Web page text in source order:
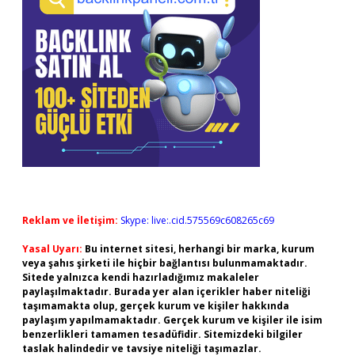
Reklam ve İletişim: Skype: live:.cid.575569c608265c69
Yasal Uyarı: Bu internet sitesi, herhangi bir marka, kurum
veya şahıs şirketi ile hiçbir bağlantısı bulunmamaktadır.
Sitede yalnızca kendi hazırladığımız makaleler
paylaşılmaktadır. Burada yer alan içerikler haber niteliği
taşımamakta olup, gerçek kurum ve kişiler hakkında
paylaşım yapılmamaktadır. Gerçek kurum ve kişiler ile isim
benzerlikleri tamamen tesadüfidir. Sitemizdeki bilgiler
taslak halindedir ve tavsiye niteliği taşımazlar.